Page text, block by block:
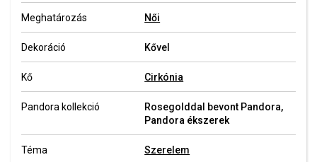
Meghatározás Női
Dekoráció Kővel
Kő Cirkónia
Pandora kollekció
Rosegolddal bevont Pandora,
Pandora ékszerek
Téma Szerelem